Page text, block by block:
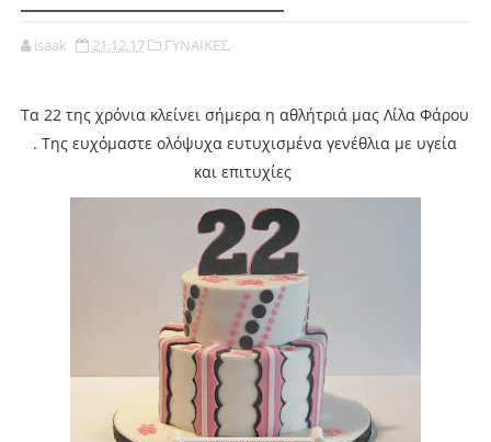
isaak 21.12.17 ΓΥΝΑΙΚΕΣ,
Τα 22 της χρόνια κλείνει σήμερα η αθλήτριά μας Λίλα Φάρου
. Της ευχόμαστε ολόψυχα ευτυχισμένα γενέθλια με υγεία
και επιτυχίες